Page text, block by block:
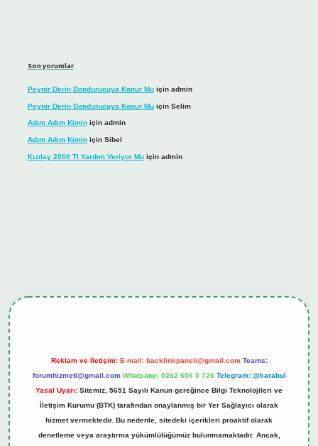
Son yorumlar
Peynir Derin Dondurucuya Konur Muiçin admin
Peynir Derin Dondurucuya Konur Muiçin Selim
Adım Adım Kiminiçin admin
Adım Adım Kiminiçin Sibel
Kızılay 2000 Tl Yardım Veriyor Muiçin admin
Reklam ve İletişim: E-mail: backlinkpaneli@gmail.com Teams:
forumhizmeti@gmail.com Whatsapp: 0262 606 0 726 Telegram: @karabul
Yasal Uyarı: Sitemiz, 5651 Sayılı Kanun gereğince Bilgi Teknolojileri ve
İletişim Kurumu (BTK) tarafından onaylanmış bir Yer Sağlayıcı olarak
hizmet vermektedir. Bu nedenle, sitedeki içerikleri proaktif olarak
denetleme veya araştırma yükümlülüğümüz bulunmamaktadır. Ancak,